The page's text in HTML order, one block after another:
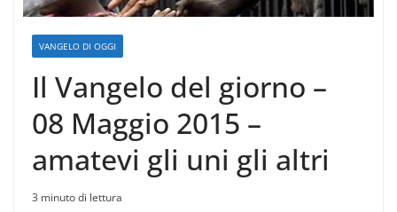
VANGELO DI OGGI
Il Vangelo del giorno –
08 Maggio 2015 –
amatevi gli uni gli altri
3 minuto di lettura